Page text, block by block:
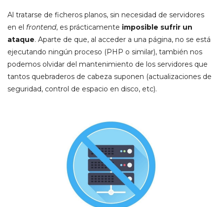
Al tratarse de ficheros planos, sin necesidad de servidores
en el frontend, es prácticamente imposible sufrir un
ataque. Aparte de que, al acceder a una página, no se está
ejecutando ningún proceso (PHP o similar), también nos
podemos olvidar del mantenimiento de los servidores que
tantos quebraderos de cabeza suponen (actualizaciones de
seguridad, control de espacio en disco, etc).